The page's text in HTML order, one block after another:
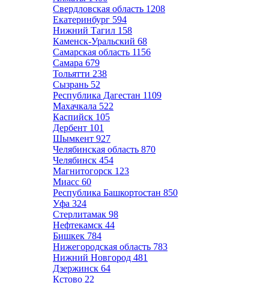
Свердловская область 1208
Екатеринбург 594
Нижний Тагил 158
Каменск-Уральский 68
Самарская область 1156
Самара 679
Тольятти 238
Сызрань 52
Республика Дагестан 1109
Махачкала 522
Каспийск 105
Дербент 101
Шымкент 927
Челябинская область 870
Челябинск 454
Магнитогорск 123
Миасс 60
Республика Башкортостан 850
Уфа 324
Стерлитамак 98
Нефтекамск 44
Бишкек 784
Нижегородская область 783
Нижний Новгород 481
Дзержинск 64
Кстово 22